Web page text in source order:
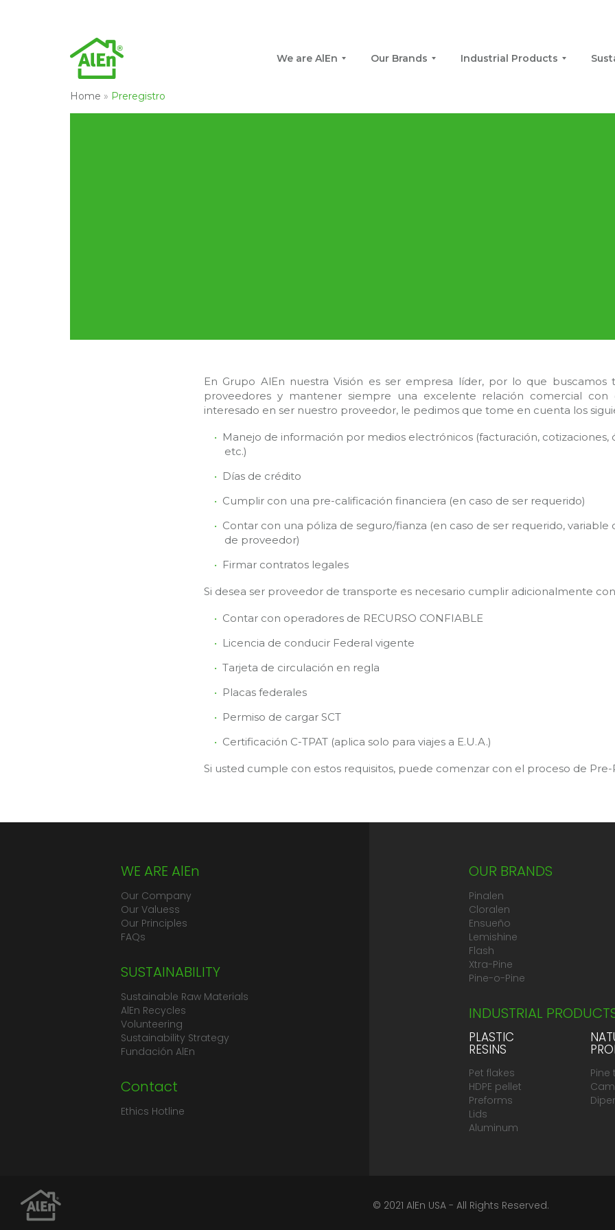
We are AlEn Our Brands Industrial Products
Home » Preregistro
En Grupo AlEn nuestra Visión es ser empresa líder, por lo que buscamos
proveedores y mantener siempre una excelente relación comercial con
interesado en ser nuestro proveedor, le pedimos que tome en cuenta los
Manejo de información por medios electrónicos (facturación, cotizaciones,
etc.)
Días de crédito
Cumplir con una pre-calificación financiera (en caso de ser requerido)
Contar con una póliza de seguro/fianza (en caso de ser requerido, variable
de proveedor)
Firmar contratos legales
Si desea ser proveedor de transporte es necesario cumplir adicionalmente
Contar con operadores de RECURSO CONFIABLE
Licencia de conducir Federal vigente
Tarjeta de circulación en regla
Placas federales
Permiso de cargar SCT
Certificación C-TPAT (aplica solo para viajes a E.U.A.)
Si usted cumple con estos requisitos, puede comenzar con el proceso de Pre-
WE ARE AlEn
Our Company
Our Valuess
Our Principles
FAQs
SUSTAINABILITY
Sustainable Raw Materials
AlEn Recycles
Volunteering
Sustainability Strategy
Fundación AlEn
Contact
Ethics Hotline
OUR BRANDS
Pinalen
Cloralen
Ensueño
Lemishine
Flash
Xtra-Pine
Pine-o-Pine
INDUSTRIAL
PLASTIC
RESINS
Pet flakes
HDPE pellet
Preforms
Lids
Aluminum
Pine
© 2021 AlEn USA - All Rights Reserved.